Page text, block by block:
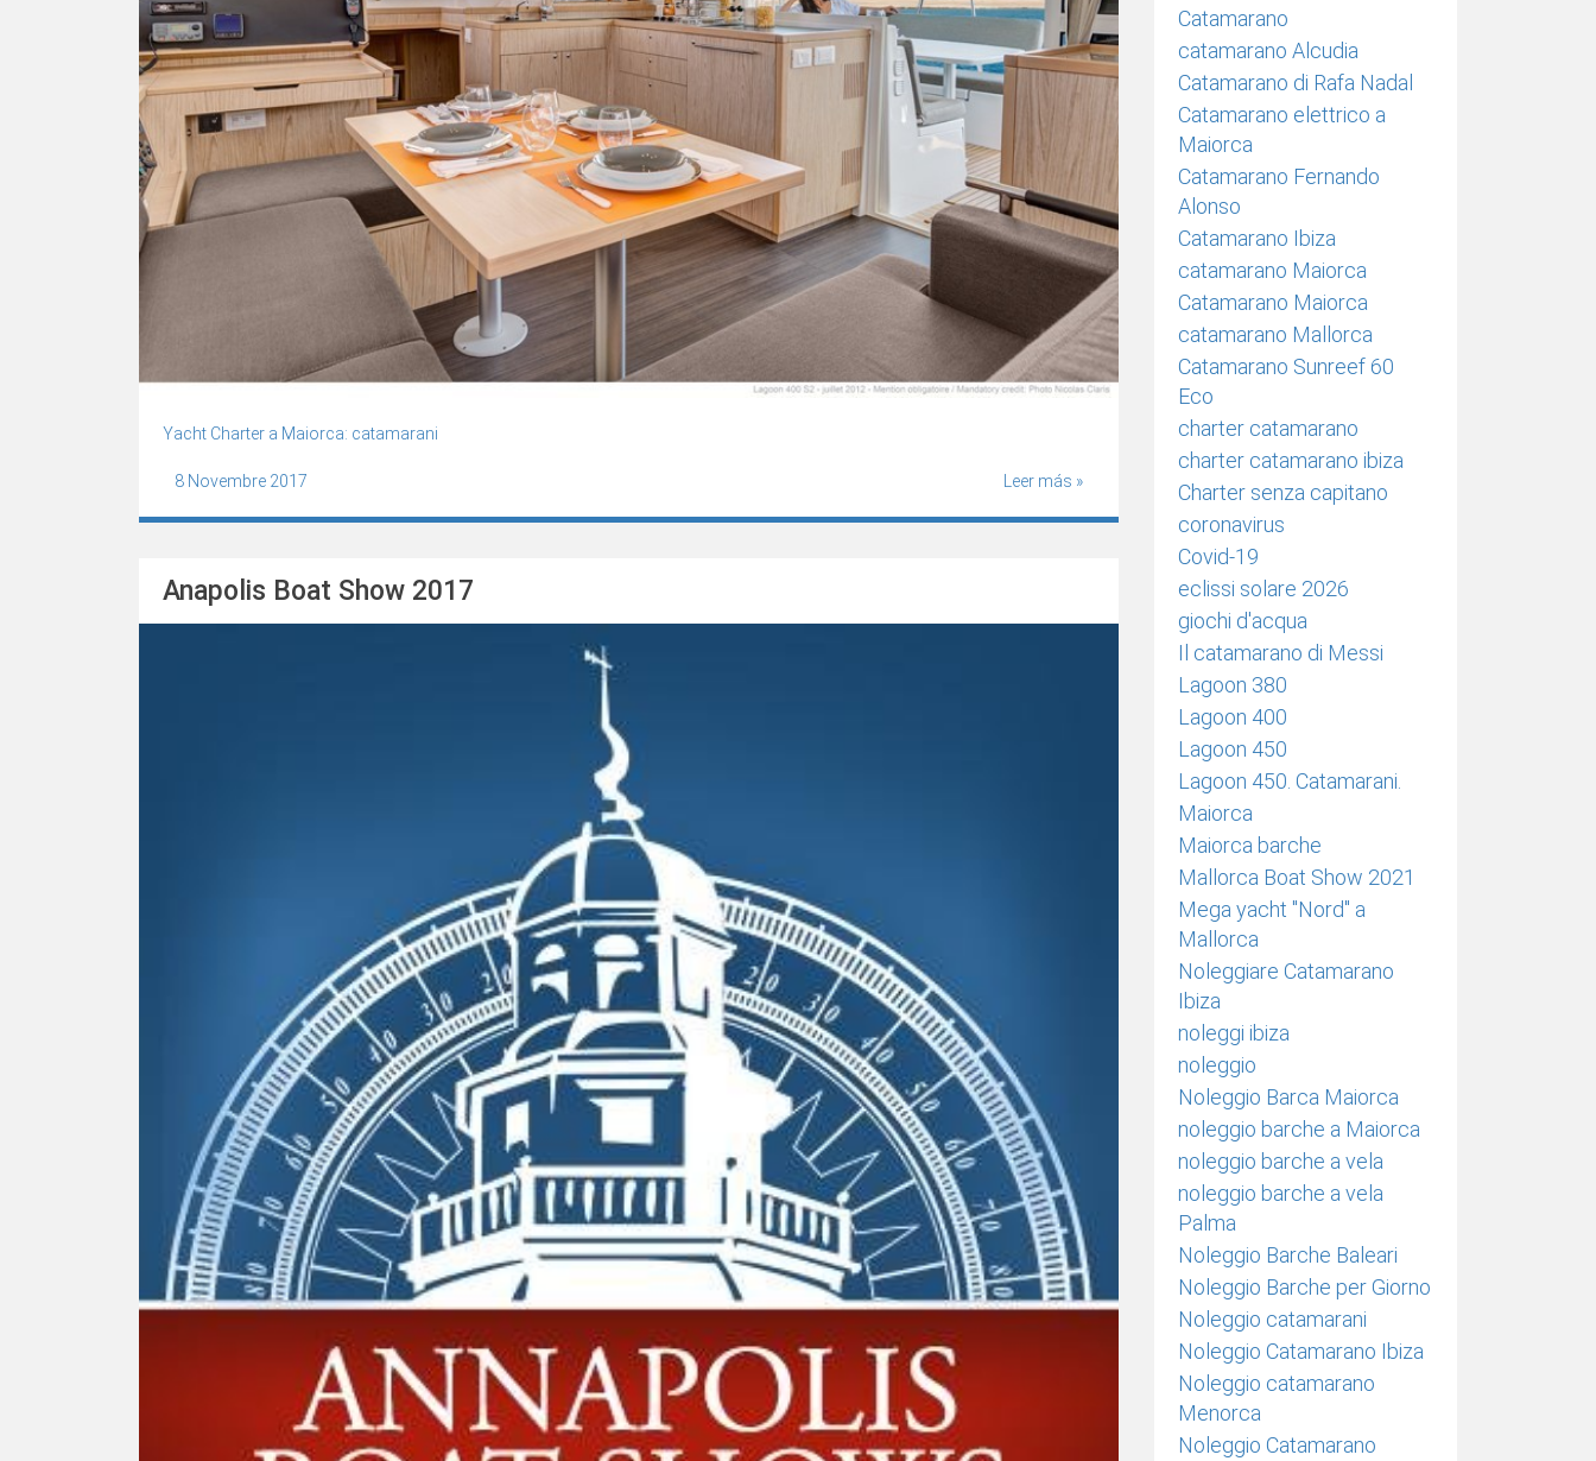
Yacht Charter a Maiorca: catamarani
8 Novembre 2017 Leer más »
Anapolis Boat Show 2017
Catamarano
catamarano Alcudia
Catamarano di Rafa Nadal
Catamarano elettrico a
Maiorca
Catamarano Fernando
Alonso
Catamarano Ibiza
catamarano Maiorca
Catamarano Maiorca
catamarano Mallorca
Catamarano Sunreef 60
Eco
charter catamarano
charter catamarano ibiza
Charter senza capitano
coronavirus
Covid-19
eclissi solare 2026
giochi d'acqua
Il catamarano di Messi
Lagoon 380
Lagoon 400
Lagoon 450
Lagoon 450. Catamarani.
Maiorca
Maiorca barche
Mallorca Boat Show 2021
Mega yacht "Nord" a
Mallorca
Noleggiare Catamarano
Ibiza
noleggi ibiza
noleggio
Noleggio Barca Maiorca
noleggio barche a Maiorca
noleggio barche a vela
noleggio barche a vela
Palma
Noleggio Barche Baleari
Noleggio Barche per Giorno
Noleggio catamarani
Noleggio Catamarano Ibiza
Noleggio catamarano
Menorca
Noleggio Catamarano